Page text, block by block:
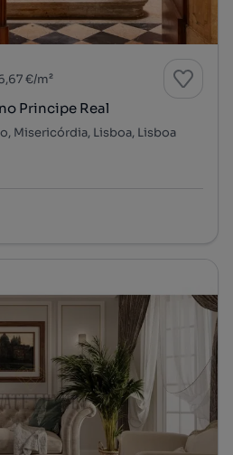
€/m²
Principe Real
Misericórdia, Lisboa, Lisboa